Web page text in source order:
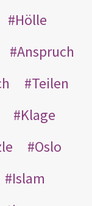
Hölle
Anspruch
Teilen
Klage
Oslo
Islam